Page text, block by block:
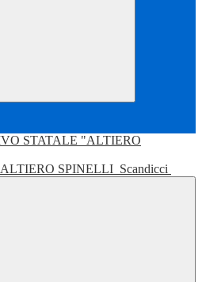
ALTIERO SPINELLI Scandicci